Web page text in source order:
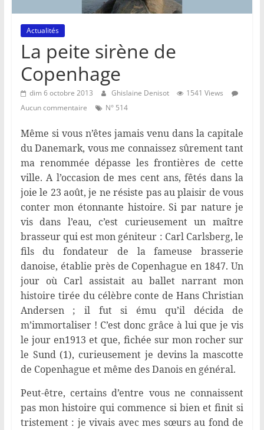
Actualités
La peite sirène de
Copenhage
dim 6 octobre 2013 Ghislaine Denisot
1541 Views
Aucun commentaire
N° 514
Même si vous n’êtes jamais venu dans la capitale
du Danemark, vous me connaissez sûrement tant
ma renommée dépasse les frontières de cette
ville. A l’occasion de mes cent ans, fêtés dans la
joie le 23 août, je ne résiste pas au plaisir de vous
conter mon étonnante histoire. Si par nature je
vis dans l’eau, c’est curieusement un maître
brasseur qui est mon géniteur : Carl Carlsberg, le
fils du fondateur de la fameuse brasserie
danoise, établie près de Copenhague en 1847. Un
jour où Carl assistait au ballet narrant mon
histoire tirée du célèbre conte de Hans Christian
Andersen ; il fut si ému qu’il décida de
m’immortaliser ! C’est donc grâce à lui que je vis
le jour en1913 et que, fichée sur mon rocher sur
le Sund (1), curieusement je devins la mascotte
de Copenhague et même des Danois en général.
Peut-être, certains d’entre vous ne connaissent
pas mon histoire qui commence si bien et finit si
tristement : je vivais avec mes sœurs au fond de